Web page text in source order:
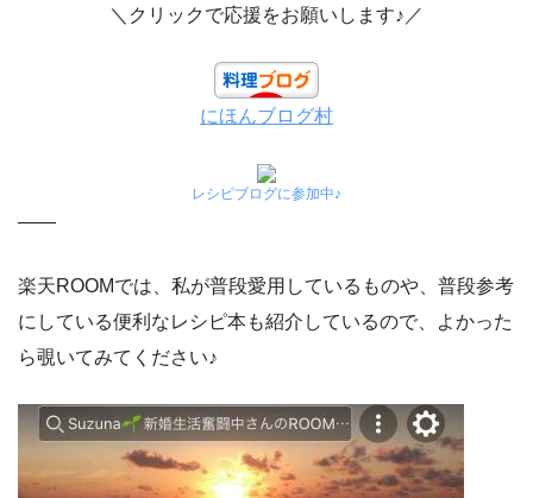
＼クリックで応援をお願いします♪／
にほんブログ村
レシピブログに参加中♪
——
楽天ROOMでは、私が普段愛用しているものや、普段参考
にしている便利なレシピ本も紹介しているので、よかった
ら覗いてみてください♪